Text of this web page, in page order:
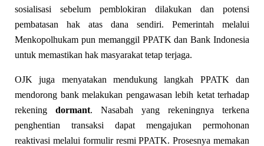
sosialisasi sebelum pemblokiran dilakukan dan potensi
pembatasan hak atas dana sendiri. Pemerintah melalui
Menkopolhukam pun memanggil PPATK dan Bank Indonesia
untuk memastikan hak masyarakat tetap terjaga.
OJK juga menyatakan mendukung langkah PPATK dan
mendorong bank melakukan pengawasan lebih ketat terhadap
rekening dormant. Nasabah yang rekeningnya terkena
penghentian transaksi dapat mengajukan permohonan
reaktivasi melalui formulir resmi PPATK. Prosesnya memakan